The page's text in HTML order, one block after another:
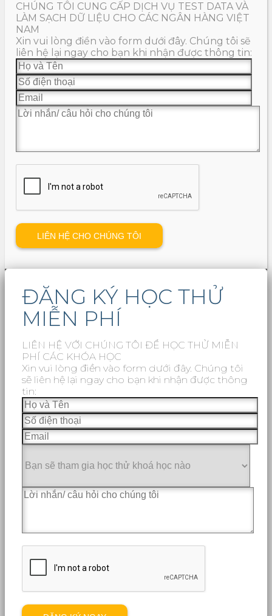
CHÚNG TÔI CUNG CẤP DỊCH VỤ TEST DATA VÀ
LÀM SẠCH DỮ LIỆU CHO CÁC NGÂN HÀNG VIỆT
NAM
Xin vui lòng điền vào form dưới đây. Chúng tôi sẽ
liên hệ lại ngay cho bạn khi nhận được thông tin:
ĐĂNG KÝ HỌC THỬ
MIỄN PHÍ
LIÊN HỆ VỚI CHÚNG TÔI ĐỂ HỌC THỬ MIỄN
PHÍ CÁC KHÓA HỌC
Xin vui lòng điền vào form dưới đây. Chúng tôi
sẽ liên hệ lại ngay cho bạn khi nhận được thông
tin: